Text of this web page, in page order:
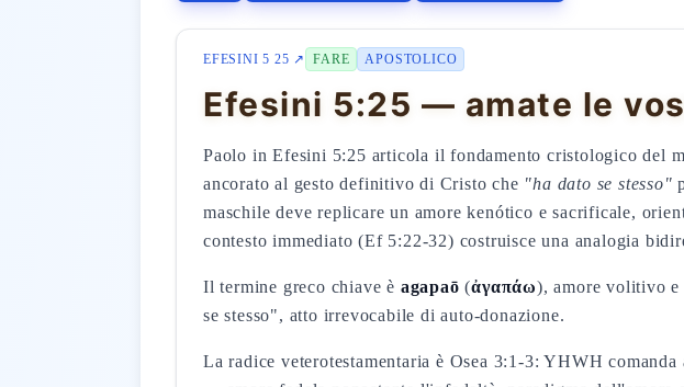
EFESINI 5 25 ↗ FARE APOSTOLICO
Efesini 5:25 — amate le
Paolo in Efesini 5:25 articola il fondamento cristologico del
ancorato al gesto definitivo di Cristo che "ha dato se stesso"
maschile deve replicare un amore kenótico e sacrificale,
contesto immediato (Ef 5:22-32) costruisce una analogia
Il termine greco chiave è agapaō (ἀγαπάω), amore volitivo
se stesso", atto irrevocabile di auto-donazione.
La radice veterotestamentaria è Osea 3:1-3: YHWH